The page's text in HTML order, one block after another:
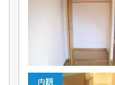
内観